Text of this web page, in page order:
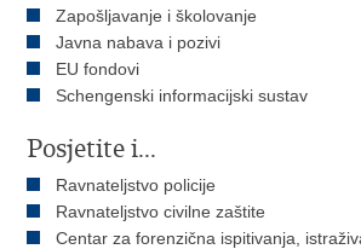
Zapošljavanje i školovanje
Javna nabava i pozivi
EU fondovi
Schengenski informacijski sustav
Posjetite i...
Ravnateljstvo policije
Ravnateljstvo civilne zaštite
Centar za forenzična ispitivanja,